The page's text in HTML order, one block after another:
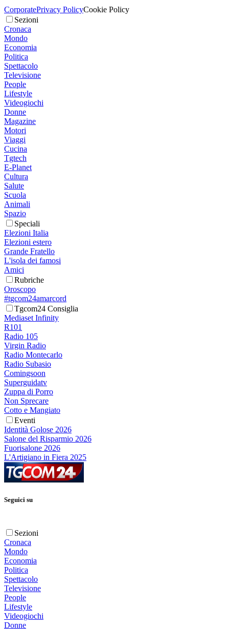
CorporatePrivacy PolicyCookie Policy
Sezioni
Cronaca
Mondo
Economia
Politica
Spettacolo
Televisione
People
Lifestyle
Videogiochi
Donne
Magazine
Motori
Viaggi
Cucina
Tgtech
E-Planet
Cultura
Salute
Scuola
Animali
Spazio
Speciali
Elezioni Italia
Elezioni estero
Grande Fratello
L'isola dei famosi
Amici
Rubriche
Oroscopo
#tgcom24amarcord
Tgcom24 Consiglia
Mediaset Infinity
R101
Radio 105
Virgin Radio
Radio Montecarlo
Radio Subasio
Comingsoon
Superguidatv
Zuppa di Porro
Non Sprecare
Cotto e Mangiato
Eventi
Identità Golose 2026
Salone del Risparmio 2026
Fuorisalone 2026
L'Artigiano in Fiera 2025
Seguici su
Sezioni
Cronaca
Mondo
Economia
Politica
Spettacolo
Televisione
People
Lifestyle
Videogiochi
Donne